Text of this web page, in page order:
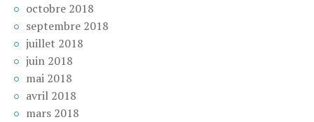
octobre 2018
septembre 2018
juillet 2018
juin 2018
mai 2018
avril 2018
mars 2018